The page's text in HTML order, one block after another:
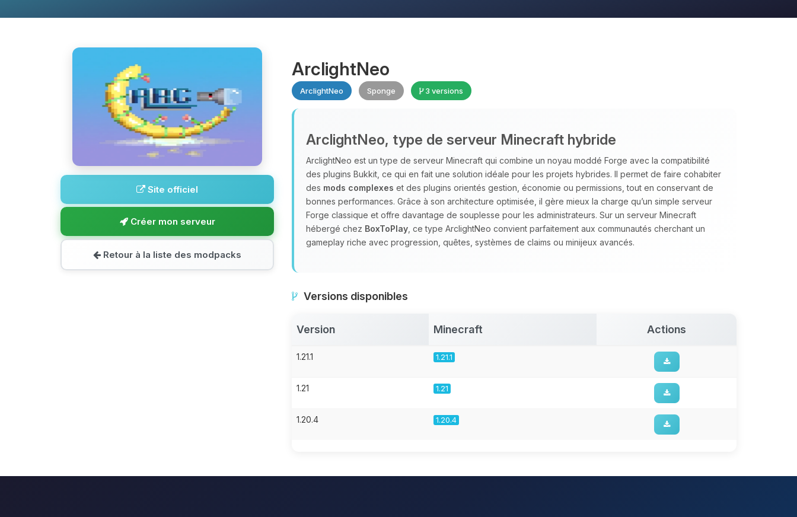
Site officiel
Créer mon serveur
Retour à la liste des modpacks
ArclightNeo
ArclightNeo Sponge 3 versions
ArclightNeo, type de serveur Minecraft hybride
ArclightNeo est un type de serveur Minecraft qui combine un noyau moddé Forge avec la compatibilité
des plugins Bukkit, ce qui en fait une solution idéale pour les projets hybrides. Il permet de faire cohabiter
des mods complexes et des plugins orientés gestion, économie ou permissions, tout en conservant de
bonnes performances. Grâce à son architecture optimisée, il gère mieux la charge qu’un simple serveur
Forge classique et offre davantage de souplesse pour les administrateurs. Sur un serveur Minecraft
hébergé chez BoxToPlay , ce type ArclightNeo convient parfaitement aux communautés cherchant un
gameplay riche avec progression, quêtes, systèmes de claims ou minijeux avancés.
Versions disponibles
Version Minecraft Actions
1.21.1 1.21.1
1.21 1.21
1.20.4 1.20.4